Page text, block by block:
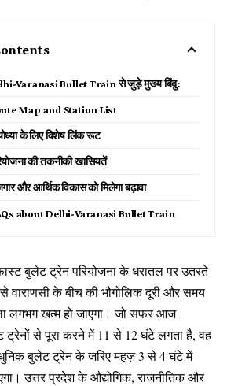
Varanasi Bullet Train से जुड़े मुख्य बिंदु:
Map and Station List
के लिए विशेष लिंक रूट
की तकनीकी खासियतें
और आर्थिक विकास को मिलेगा बढ़ावा
about Delhi-Varanasi Bullet Train
बुलेट ट्रेन परियोजना के धरातल पर उतरते
से वाराणसी के बीच की भौगोलिक दूरी और समय
लगभग खत्म हो जाएगा। जो सफर आज
ट्रेनों से पूरा करने में 11 से 12 घंटे लगता है, वह
बुलेट ट्रेन के जरिए महज़ 3 से 4 घंटे में
उत्तर प्रदेश के औद्योगिक, राजनीतिक और